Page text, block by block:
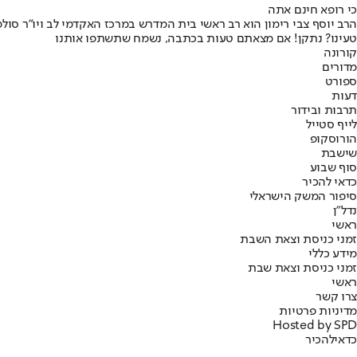
כי רופא חינם אתה
הרב יוסף צבי רימון הוא רב ראשי בית המדרש במרכז האקדמי לב ויו"ר
טעינו? נתקן! אם מצאתם טעות בכתבה, נשמח שתשתפו אותנו
קורונה
מדורים
ספורט
דעות
תרבות ובידור
לייף סטייל
הורוסקופ
שישבת
סוף שבוע
כדאי להכיר
סיפור המשק הישראלי
נדל"ן
ראשי
זמני כניסת וצאת השבת
מידע כללי
זמני כניסת וצאת שבת
ראשי
צרו קשר
מדיניות פרטיות
Hosted by SPD
כדאילהכיר